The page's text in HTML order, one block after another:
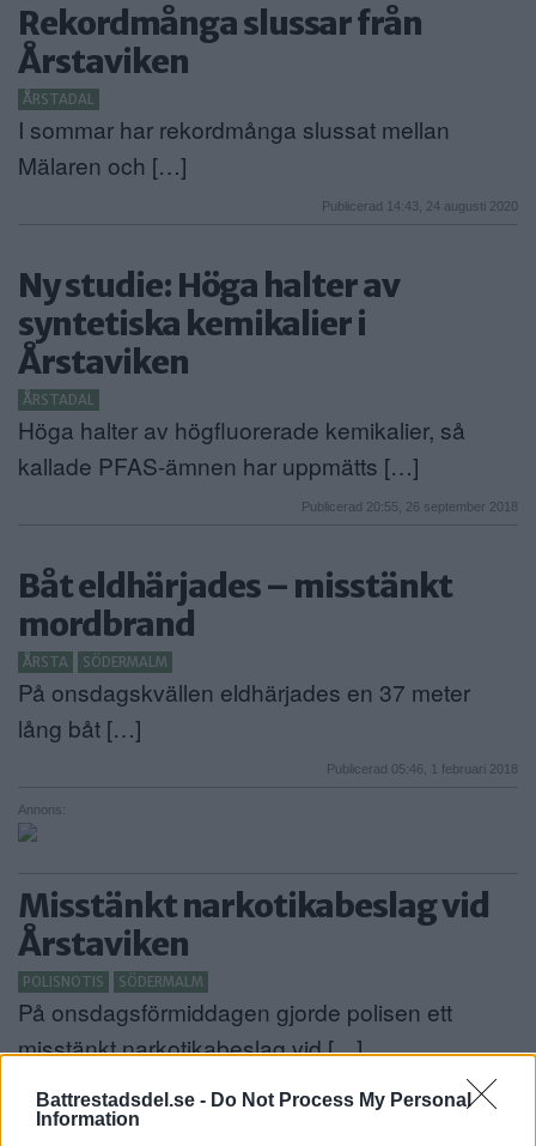
Battrestadsdel.se - Do Not Process My Personal
Information
Rekordmånga slussar från
Årstaviken
ÅRSTADAL
I sommar har rekordmånga slussat mellan
Mälaren och […]
Publicerad 14:43, 24 augusti 2020
Ny studie: Höga halter av
syntetiska kemikalier i
Årstaviken
ÅRSTADAL
Höga halter av högfluorerade kemikalier, så
kallade PFAS-ämnen har uppmätts […]
Publicerad 20:55, 26 september 2018
Båt eldhärjades – misstänkt
mordbrand
ÅRSTA SÖDERMALM
På onsdagskvällen eldhärjades en 37 meter
lång båt […]
Publicerad 05:46, 1 februari 2018
Annons:
Misstänkt narkotikabeslag vid
Årstaviken
POLISNOTIS SÖDERMALM
På onsdagsförmiddagen gjorde polisen ett
misstänkt narkotikabeslag vid […]
Publicerad 17:34, 3 januari 2018